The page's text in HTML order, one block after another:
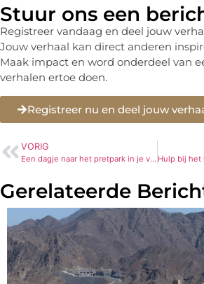
Stuur ons een
Registreer vandaag en deel jouw
Jouw verhaal kan direct anderen
Maak impact en word onderdeel van
verhalen ertoe doen.
Registreer nu en deel jouw
VORIG
Een dagje naar het pretpark in je vakantie
Gerelateerde